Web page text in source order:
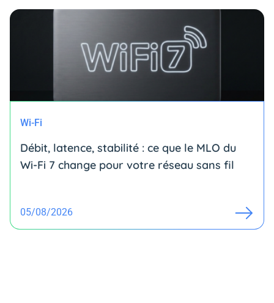
Wi-Fi
Débit, latence, stabilité : ce que le MLO du
Wi-Fi 7 change pour votre réseau sans fil
05/08/2026